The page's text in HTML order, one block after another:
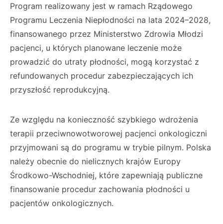
Program realizowany jest w ramach Rządowego
Programu Leczenia Niepłodności na lata 2024–2028,
finansowanego przez Ministerstwo Zdrowia Młodzi
pacjenci, u których planowane leczenie może
prowadzić do utraty płodności, mogą korzystać z
refundowanych procedur zabezpieczających ich
przyszłość reprodukcyjną.
Ze względu na konieczność szybkiego wdrożenia
terapii przeciwnowotworowej pacjenci onkologiczni
przyjmowani są do programu w trybie pilnym. Polska
należy obecnie do nielicznych krajów Europy
Środkowo-Wschodniej, które zapewniają publiczne
finansowanie procedur zachowania płodności u
pacjentów onkologicznych.